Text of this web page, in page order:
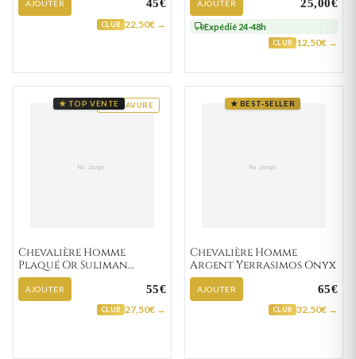
AJOUTER 45€
CLUB 22,50€ →
AJOUTER 25,00€
Expédié 24-48h
CLUB 12,50€ →
GRAVURE
★ TOP VENTE
Chevalière Homme
Plaqué Or Suliman
Zirconium
AJOUTER 55€
CLUB 27,50€ →
★ BEST-SELLER
Chevalière Homme
Argent Yerrasimos Onyx
AJOUTER 65€
CLUB 32,50€ →